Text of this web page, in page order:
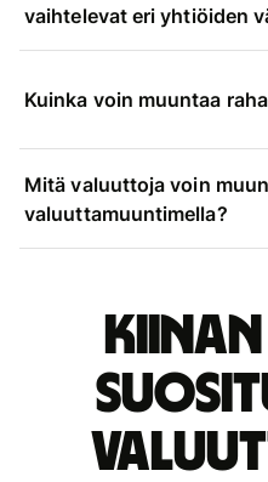
vaihtelevat eri yhtiöiden
Kuinka voin muuntaa
Mitä valuuttoja voin
valuuttamuuntimella?